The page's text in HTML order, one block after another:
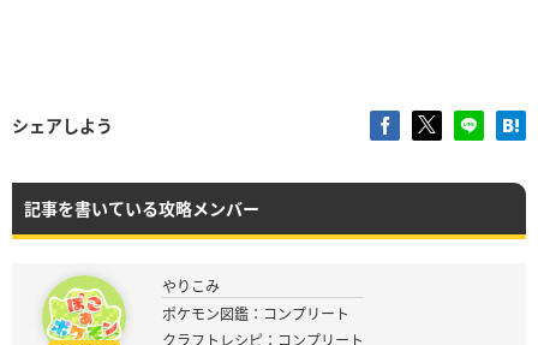
シェアしよう
記事を書いている攻略メンバー
やりこみ
ポケモン図鑑：コンプリート